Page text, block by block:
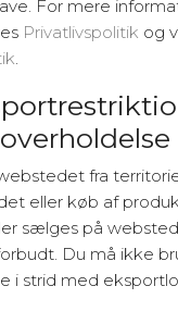
For mere
Privatlivspolitik og
.
fra
eller køb af
sælges på
Du må ikke
i strid med